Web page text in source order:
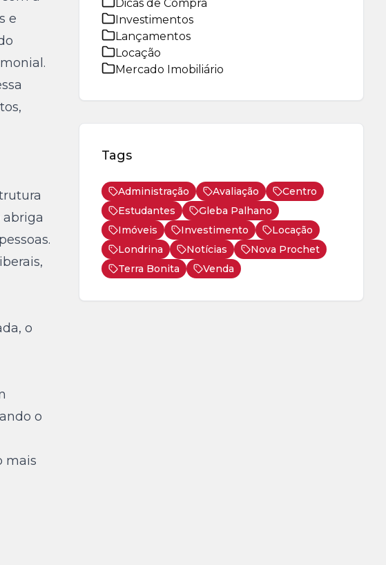
e
abriga
o
o
mais
Dicas de Compra
Investimentos
Lançamentos
Locação
Mercado Imobiliário
Tags
Administração Avaliação
Centro
Estudantes
Gleba Palhano
Imóveis
Investimento
Locação
Londrina
Notícias
Nova Prochet
Terra Bonita
Venda